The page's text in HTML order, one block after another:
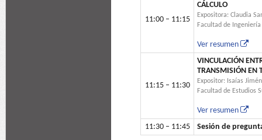
11:00 – 11:15
CÁLCULO
Expositora: Claudia
Facultad de
Ver resumen
11:15 – 11:30
VINCULACIÓN
TRANSMISIÓN EN
Expositor: Isaías
Facultad de Estudios
Ver resumen
11:30 – 11:45
Sesión de